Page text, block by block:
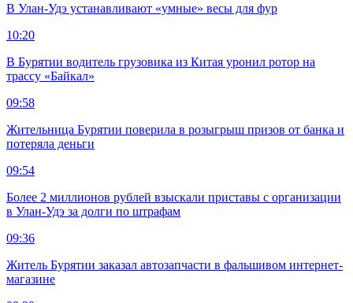
В Улан-Удэ устанавливают «умные» весы для фур
10:20
В Бурятии водитель грузовика из Китая уронил ротор на
трассу «Байкал»
09:58
Жительница Бурятии поверила в розыгрыш призов от банка и
потеряла деньги
09:54
Более 2 миллионов рублей взыскали приставы с организации
в Улан-Удэ за долги по штрафам
09:36
Житель Бурятии заказал автозапчасти в фальшивом интернет-
магазине